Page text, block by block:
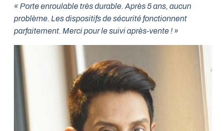
« Porte enroulable très durable. Après 5 ans, aucun
problème. Les dispositifs de sécurité fonctionnent
parfaitement. Merci pour le suivi après-vente ! »